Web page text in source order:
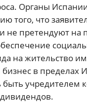
Органы
того, что
не претендуют на
на жительство
в пределах
быть учредителем